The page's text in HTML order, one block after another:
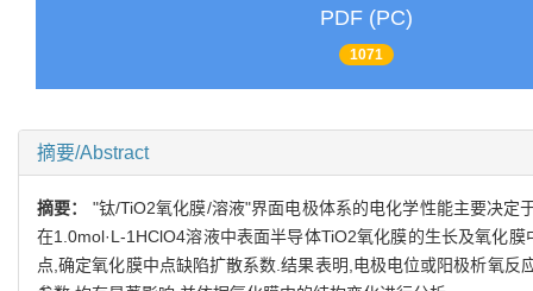
PDF (PC)
1071
摘要/Abstract
摘要： "钛/TiO2氧化膜/溶液"界面电极体系的电化学性能主要决
在1.0mol·L-1HClO4溶液中表面半导体TiO2氧化膜的生长及氧化
点,确定氧化膜中点缺陷扩散系数.结果表明,电极电位或阳极析氧